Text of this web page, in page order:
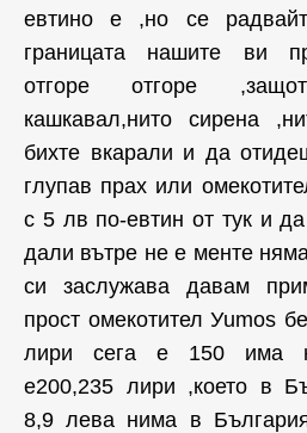
евтино е ,но се
границата нашите ви
отгоре отгоре
кашкавал,нито сирена
бихте вкарали и да
глупав прах или
с 5 лв по-евтин от тук и
дали вътре не е менте
си заслужава давам
прост омекотител Уumos
лири сега е 150 има
е200,235 лири ,което в
8,9 лева нима в